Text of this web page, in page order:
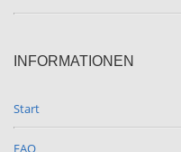
INFORMATIONEN
Start
FAQ